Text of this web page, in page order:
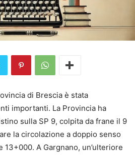
di Brescia è stata
importanti. La Provincia ha
sulla SP 9, colpita da frane il 9
la circolazione a doppio senso
A Gargnano, un’ulteriore